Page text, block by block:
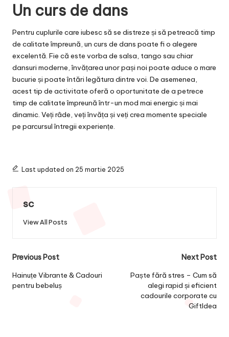
Un curs de dans
Pentru cuplurile care iubesc să se distreze și să petreacă timp
de calitate împreună, un curs de dans poate fi o alegere
excelentă. Fie că este vorba de salsa, tango sau chiar
dansuri moderne, învățarea unor pași noi poate aduce o mare
bucurie și poate întări legătura dintre voi. De asemenea,
acest tip de activitate oferă o oportunitate de a petrece
timp de calitate împreună într-un mod mai energic și mai
dinamic. Veți râde, veți învăța și veți crea momente speciale
pe parcursul întregii experiențe.
Last updated on 25 martie 2025
sc
View All Posts
Post
navigation
Previous Post
Hainuțe Vibrante & Cadouri
pentru bebeluș
Next Post
Paște fără stres – Cum să
alegi rapid și eficient
cadourile corporate cu
GiftIdea